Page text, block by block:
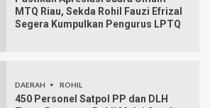
MTQ Riau, Sekda Rohil Fauzi Efrizal
Segera Kumpulkan Pengurus LPTQ
DAERAH ROHIL
450 Personel Satpol PP dan DLH